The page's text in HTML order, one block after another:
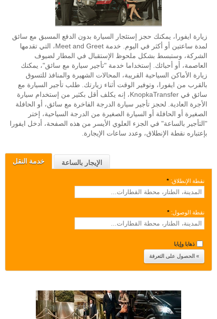
خدمة النقل الإيجار بالساعة
نقطة الإنطلاق: *
نقطة الوصول: *
ذهابا وإيابا
زيارة ايفورا، يمكنك حجز إستئجار السيارة بدون الدفع المسبق مع سائق
لمدة ساعتين أو أكثر في اليوم. خدمة Meet and Greet، التي تقدمها
الشركة، وستبسط بشكل ملحوظ الإستقبال في المطار لضيوف
العاصمة، أو أحبائك. إستخداما خدمة "تأجير سيارة مع سائق"، يمكنك
زيارة الأماكن السياحية القريبة، المحالات الشهيرة والمنافذ للتسوق
بالقرب من ايفورا، وتوفير الوقت أثناء زيارتك. طلب تأجير السيارة مع
سائق في KnopkaTransfer، إنه يكلف أقل بكثير من إستخدام سيارة
الأجرة العادية. لحجز تأجير سيارة الدرجة الفاخرة مع سائق، أو الحافلة
الصغيرة أو الحافلة أو السيارة الصغيرة من الدرجة السياحية، إختر
"التأجير بالساعة" في الجزء العلوي الأيسر من هذه الصفحة، أدخل ايفورا
بإعتباره نقطة الإنطلاق، وعدد ساعات الإيجارة.